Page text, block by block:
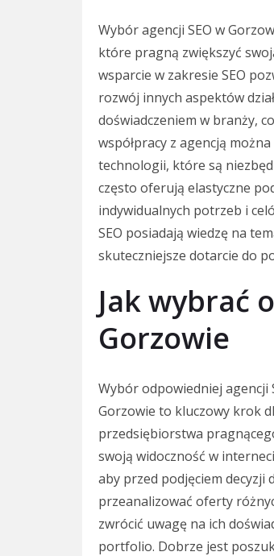
Wybór agencji SEO w
które pragną zwiększyć
wsparcie w zakresie SEO
rozwój innych aspektów
doświadczeniem w branży,
współpracy z agencją
technologii, które są
często oferują elastyczne
indywidualnych potrzeb i
SEO posiadają wiedzę na
skuteczniejsze dotarcie do
Jak wybrać
Gorzowie
Wybór odpowiedniej agencji
Gorzowie to kluczowy krok
przedsiębiorstwa
swoją widoczność w
aby przed podjęciem decyzji
przeanalizować oferty
zwrócić uwagę na ich
portfolio. Dobrze jest